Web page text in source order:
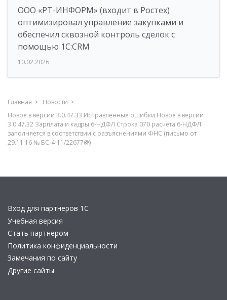
ООО «РТ-ИНФОРМ» (входит в Ростех)
оптимизировал управление закупками и
обеспечил сквозной контроль сделок с
помощью 1С:CRM
10.02.2026
Главная
Новости
Новое в версии 3.0.47.33 Исправленные ошибки Новое в версии
3.0.47.32 Зарплата и кадры 6-НДФЛ Строка 070 расчета 6-НДФЛ
заполняется в соответствии с разъяснениями ФНС (письмо от
29.11.16 № БС-4-11/22677@)
Вход для партнеров 1С
Учебная версия
Стать партнером
Политика конфиденциальности
Замечания по сайту
Другие сайты